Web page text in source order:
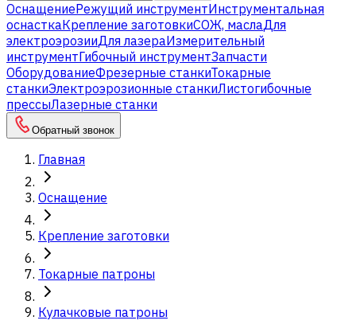
ОснащениеРежущий инструментИнструментальная
оснасткаКрепление заготовкиСОЖ, маслаДля
электроэрозииДля лазераИзмерительный
инструментГибочный инструментЗапчасти
ОборудованиеФрезерные станкиТокарные
станкиЭлектроэрозионные станкиЛистогибочные
прессыЛазерные станки
Обратный звонок
Главная
Оснащение
Крепление заготовки
Токарные патроны
Кулачковые патроны